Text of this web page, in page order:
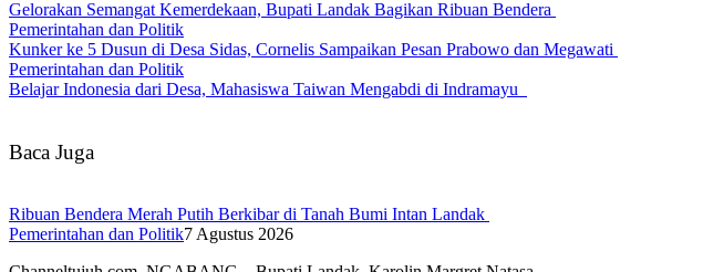
Gelorakan Semangat Kemerdekaan, Bupati Landak Bagikan Ribuan Bendera
Pemerintahan dan Politik
Kunker ke 5 Dusun di Desa Sidas, Cornelis Sampaikan Pesan Prabowo dan Megawati
Pemerintahan dan Politik
Belajar Indonesia dari Desa, Mahasiswa Taiwan Mengabdi di Indramayu
Baca Juga
Ribuan Bendera Merah Putih Berkibar di Tanah Bumi Intan Landak
Pemerintahan dan Politik7 Agustus 2026